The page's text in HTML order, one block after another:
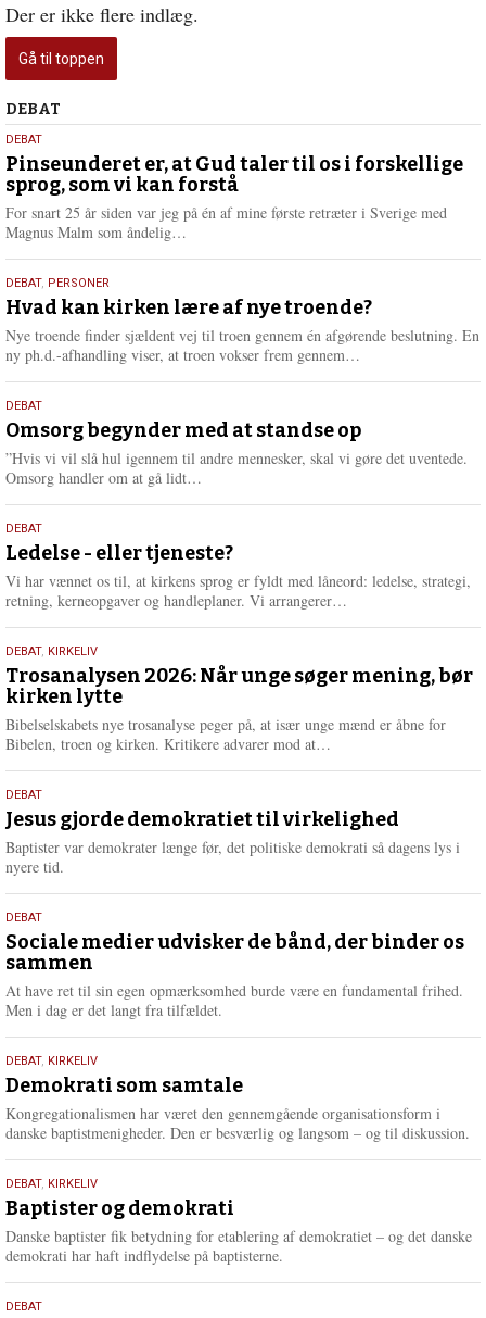
Der er ikke flere indlæg.
Gå til toppen
Debat
DEBAT
5.
august
2026
DEBAT
Pinseunderet er, at Gud taler til os i forskellige
sprog, som vi kan forstå
For snart 25 år siden var jeg på én af mine første retræter i Sverige med
Magnus Malm som åndelig…
e
r
e
25.
juli
2026
DEBAT, PERSONER
Hvad kan kirken lære af nye troende?
Nye troende finder sjældent vej til troen gennem én afgørende beslutning. En
ny ph.d.-afhandling viser, at troen vokser frem gennem…
e
r
e
9.
juli
2026
DEBAT
Omsorg begynder med at standse op
”Hvis vi vil slå hul igennem til andre mennesker, skal vi gøre det uventede.
Omsorg handler om at gå lidt…
e
r
e
10.
juni
2026
DEBAT
Ledelse - eller tjeneste?
Vi har vænnet os til, at kirkens sprog er fyldt med låneord: ledelse, strategi,
retning, kerneopgaver og handleplaner. Vi arrangerer…
e
2.
juni
2026
DEBAT, KIRKELIV
Trosanalysen 2026: Når unge søger mening, bør
kirken lytte
Bibelselskabets nye trosanalyse peger på, at især unge mænd er åbne for
Bibelen, troen og kirken. Kritikere advarer mod at…
e
r
18.
maj
2026
DEBAT
Jesus gjorde demokratiet til virkelighed
Baptister var demokrater længe før, det politiske demokrati så dagens lys i
nyere tid.
18.
maj
2026
DEBAT
Sociale medier udvisker de bånd, der binder os
sammen
At have ret til sin egen opmærksomhed burde være en fundamental frihed.
Men i dag er det langt fra tilfældet.
18.
maj
2026
DEBAT, KIRKELIV
Demokrati som samtale
Kongregationalismen har været den gennemgående organisationsform i
danske baptistmenigheder. Den er besværlig og langsom – og til diskussion.
18.
maj
2026
DEBAT, KIRKELIV
Baptister og demokrati
Danske baptister fik betydning for etablering af demokratiet – og det danske
demokrati har haft indflydelse på baptisterne.
18.
DEBAT